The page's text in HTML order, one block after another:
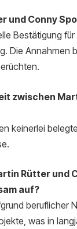
und Conny
Bestätigung
Die Annahmen
zwischen
keinerlei
Rütter und
auf?
beruflicher
was in